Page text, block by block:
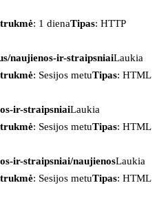
: 1 dienaTipas: HTTP
naujienos-ir-straipsniaiLaukia
: Sesijos metuTipas: HTML
ir-straipsniaiLaukia
: Sesijos metuTipas: HTML
ir-straipsniai/naujienosLaukia
: Sesijos metuTipas: HTML